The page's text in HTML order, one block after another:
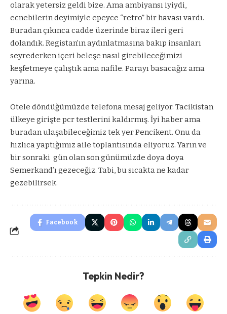
olarak yetersiz geldi bize. Ama ambiyansı iyiydi,
ecnebilerin deyimiyle epeyce “retro” bir havası vardı.
Buradan çıkınca cadde üzerinde biraz ileri geri
dolandık. Registan’ın aydınlatmasına bakıp insanları
seyrederken içeri beleşe nasıl girebileceğimizi
keşfetmeye çalıştık ama nafile. Parayı basacağız ama
yarına.
Otele döndüğümüzde telefona mesaj geliyor. Tacikistan
ülkeye girişte pcr testlerini kaldırmış. İyi haber ama
buradan ulaşabileceğimiz tek yer Pencikent. Onu da
hızlıca yaptığımız aile toplantısında eliyoruz. Yarın ve
bir sonraki gün olan son günümüzde doya doya
Semerkand’ı gezeceğiz. Tabi, bu sıcakta ne kadar
gezebilirsek.
Facebook
Tepkin Nedir?